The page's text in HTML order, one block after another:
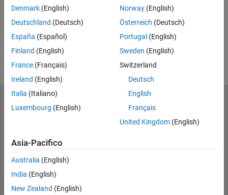
RELATED VIDEOS
View more related videos
Denmark (English)
Deutschland (Deutsch)
España (Español)
Finland (English)
France (Français)
Ireland (English)
Italia (Italiano)
Luxembourg (English)
Norway(English)
Österreich (Deutsch)
Portugal (English)
Sweden (English)
Switzerland
Deutsch
English
Français
United Kingdom(English)
Asia-Pacifico
Australia (English)
India (English)
New Zealand (English)
MathWorks
Accelerating the pace of engineering and science
Prova o Acquista
Scopri i nostri prodotti